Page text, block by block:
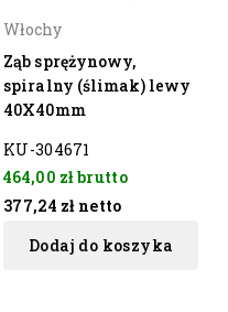
Włochy
Ząb sprężynowy,
spiralny (ślimak) lewy
40X40mm
KU-304671
464,00 złbrutto
377,24 zł netto
Dodaj do koszyka